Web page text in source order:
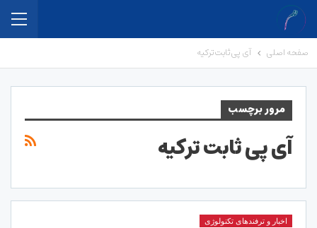
صفحه اصلی آی پی ثابت ترکیه
مرور برچسب
آی پی ثابت ترکیه
اخبار و ترفندهای تکنولوژی